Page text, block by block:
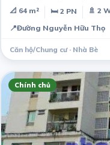
📐 64 m² 🛏 2 PN
🚿 2
📍Đường Nguyễn Hữu Thọ
Căn hộ/Chung cư · Nhà Bè
Chính chủ